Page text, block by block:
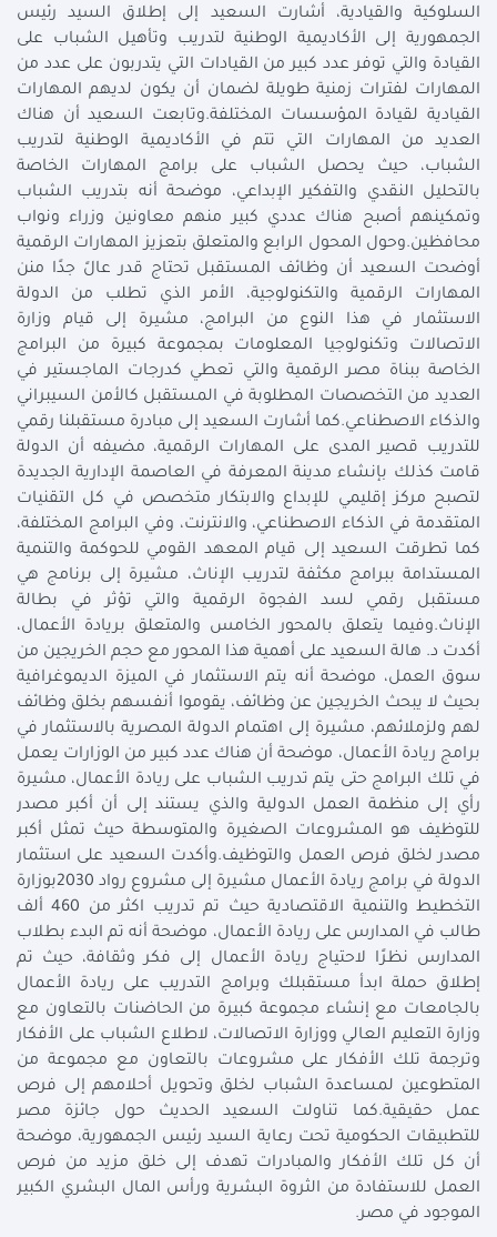
السلوكية والقيادية، أشارت السعيد إلى إطلاق السيد رئيس
الجمهورية إلى الأكاديمية الوطنية لتدريب وتأهيل الشباب على
القيادة والتي توفر عدد كبير من القيادات التي يتدربون على عدد من
المهارات لفترات زمنية طويلة لضمان أن يكون لديهم المهارات
القيادية لقيادة المؤسسات المختلفة.وتابعت السعيد أن هناك
العديد من المهارات التي تتم في الأكاديمية الوطنية لتدريب
الشباب، حيث يحصل الشباب على برامج المهارات الخاصة
بالتحليل النقدي والتفكير الإبداعي، موضحة أنه بتدريب الشباب
وتمكينهم أصبح هناك عددي كبير منهم معاونين وزراء ونواب
محافظين.وحول المحول الرابع والمتعلق بتعزيز المهارات الرقمية
أوضحت السعيد أن وظائف المستقبل تحتاج قدر عالً جدًا منن
المهارات الرقمية والتكنولوجية، الأمر الذي تطلب من الدولة
الاستثمار في هذا النوع من البرامج، مشيرة إلى قيام وزارة
الاتصالات وتكنولوجيا المعلومات بمجموعة كبيرة من البرامج
الخاصة ببناة مصر الرقمية والتي تعطي كدرجات الماجستير في
العديد من التخصصات المطلوبة في المستقبل كالأمن السيبراني
والذكاء الاصطناعي.كما أشارت السعيد إلى مبادرة مستقبلنا رقمي
للتدريب قصير المدى على المهارات الرقمية، مضيفه أن الدولة
قامت كذلك بإنشاء مدينة المعرفة في العاصمة الإدارية الجديدة
لتصبح مركز إقليمي للإبداع والابتكار متخصص في كل التقنيات
المتقدمة في الذكاء الاصطناعي، والانترنت، وفي البرامج المختلفة،
كما تطرقت السعيد إلى قيام المعهد القومي للحوكمة والتنمية
المستدامة ببرامج مكثفة لتدريب الإناث، مشيرة إلى برنامج هي
مستقبل رقمي لسد الفجوة الرقمية والتي تؤثر في بطالة
الإناث.وفيما يتعلق بالمحور الخامس والمتعلق بريادة الأعمال،
أكدت د. هالة السعيد على أهمية هذا المحور مع حجم الخريجين من
سوق العمل، موضحة أنه يتم الاستثمار في الميزة الديموغرافية
بحيث لا يبحث الخريجين عن وظائف، يقوموا أنفسهم بخلق وظائف
لهم ولزملائهم، مشيرة إلى اهتمام الدولة المصرية بالاستثمار في
برامج ريادة الأعمال، موضحة أن هناك عدد كبير من الوزارات يعمل
في تلك البرامج حتى يتم تدريب الشباب على ريادة الأعمال، مشيرة
رأي إلى منظمة العمل الدولية والذي يستند إلى أن أكبر مصدر
للتوظيف هو المشروعات الصغيرة والمتوسطة حيث تمثل أكبر
مصدر لخلق فرص العمل والتوظيف.وأكدت السعيد على استثمار
الدولة في برامج ريادة الأعمال مشيرة إلى مشروع رواد 2030بوزارة
التخطيط والتنمية الاقتصادية حيث تم تدريب اكثر من 460 ألف
طالب في المدارس على ريادة الأعمال، موضحة أنه تم البدء بطلاب
المدارس نظرًا لاحتياج ريادة الأعمال إلى فكر وثقافة، حيث تم
إطلاق حملة ابدأ مستقبلك وبرامج التدريب على ريادة الأعمال
بالجامعات مع إنشاء مجموعة كبيرة من الحاضنات بالتعاون مع
وزارة التعليم العالي ووزارة الاتصالات، لاطلاع الشباب على الأفكار
وترجمة تلك الأفكار على مشروعات بالتعاون مع مجموعة من
المتطوعين لمساعدة الشباب لخلق وتحويل أحلامهم إلى فرص
عمل حقيقية.كما تناولت السعيد الحديث حول جائزة مصر
للتطبيقات الحكومية تحت رعاية السيد رئيس الجمهورية، موضحة
أن كل تلك الأفكار والمبادرات تهدف إلى خلق مزيد من فرص
العمل للاستفادة من الثروة البشرية ورأس المال البشري الكبير
الموجود في مصر.